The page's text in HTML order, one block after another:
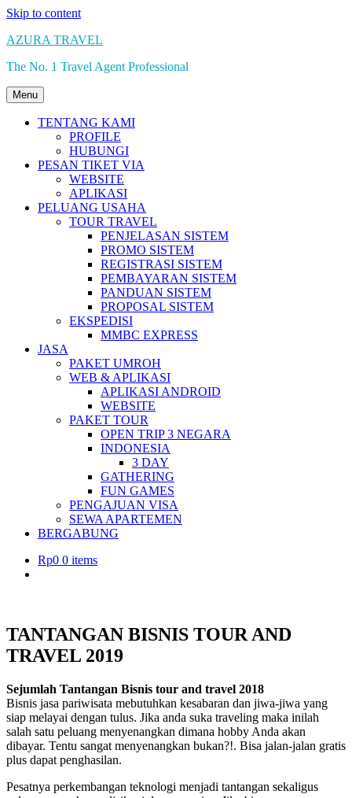
Skip to content
AZURA TRAVEL
The No. 1 Travel Agent Professional
Menu
TENTANG KAMI
PROFILE
HUBUNGI
PESAN TIKET VIA
WEBSITE
APLIKASI
PELUANG USAHA
TOUR TRAVEL
PENJELASAN SISTEM
PROMO SISTEM
REGISTRASI SISTEM
PEMBAYARAN SISTEM
PANDUAN SISTEM
PROPOSAL SISTEM
EKSPEDISI
MMBC EXPRESS
JASA
PAKET UMROH
WEB & APLIKASI
APLIKASI ANDROID
WEBSITE
PAKET TOUR
OPEN TRIP 3 NEGARA
INDONESIA
3 DAY
GATHERING
FUN GAMES
PENGAJUAN VISA
SEWA APARTEMEN
BERGABUNG
Rp0 0 items
TANTANGAN BISNIS TOUR AND
TRAVEL 2019
Sejumlah Tantangan Bisnis tour and travel 2018
Bisnis jasa pariwisata mebutuhkan kesabaran dan jiwa-jiwa yang
siap melayai dengan tulus. Jika anda suka traveling maka inilah
salah satu peluang menyenangkan dimana hobby Anda akan
dibayar. Tentu sangat menyenangkan bukan?!. Bisa jalan-jalan gratis
plus dapat penghasilan.
Pesatnya perkembangan teknologi menjadi tantangan sekaligus